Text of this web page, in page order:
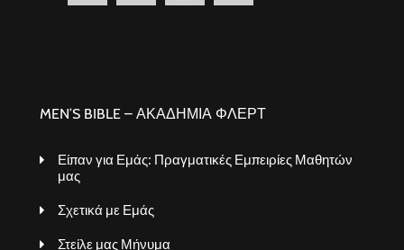
MEN’S BIBLE – ΑΚΑΔΗΜΙΑ ΦΛΕΡΤ
Είπαν για Εμάς: Πραγματικές Εμπειρίες Μαθητών
μας
Σχετικά με Εμάς
Στείλε μας Μήνυμα